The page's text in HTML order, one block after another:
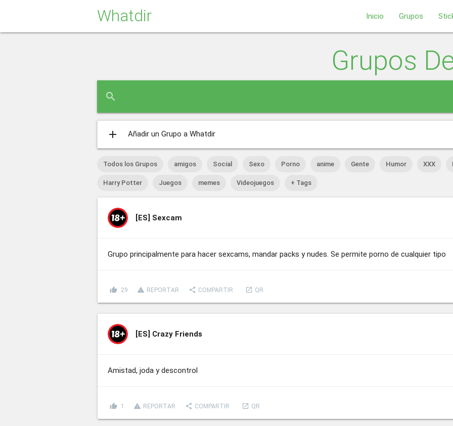
Whatdir Inicio Grupos
Grupos
search
add Añadir un Grupo a Whatdir
Todos los Grupos amigos Social Sexo Porno anime Gente Humor XXX
Harry Potter Juegos memes Videojuegos + Tags
[ES] Sexcam
Grupo principalmente para hacer sexcams, mandar packs y nudes. Se permite porno de cualquier tipo
thumb_up 29 report_problem REPORTAR share COMPARTIR launch QR
[ES] Crazy Friends
Amistad, joda y descontrol
thumb_up 1 report_problem REPORTAR share COMPARTIR launch QR